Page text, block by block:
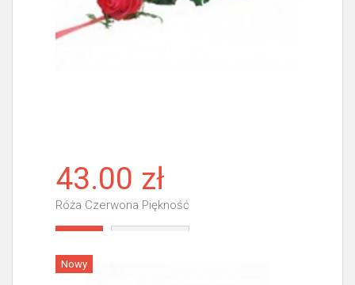
43.00 zł
Róża Czerwona Piękność
Nowy